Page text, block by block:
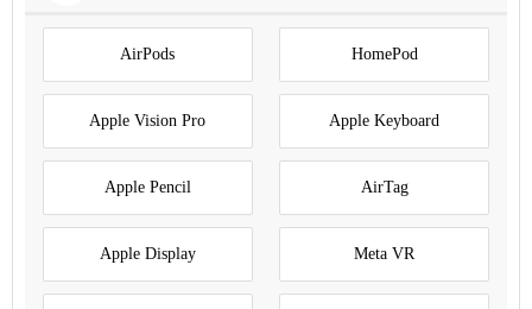
AirPods HomePod
Apple Vision Pro Apple Keyboard
Apple Pencil AirTag
Apple Display Meta VR